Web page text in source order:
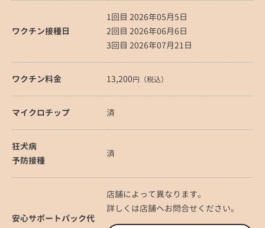
ワクチン接種日
1回目 2026年05月5日
2回目 2026年06月6日
3回目 2026年07月21日
ワクチン料金 13,200円（税込）
マイクロチップ 済
狂犬病
予防接種
済
安心サポートパック代
店舗によって異なります。
詳しくは店舗へお問合せください。